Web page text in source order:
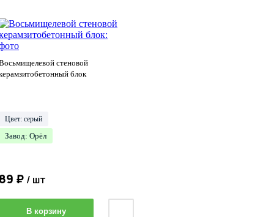
стеновой
блок
Цвет: серый
Завод: Орёл
₽ / шт
В корзину